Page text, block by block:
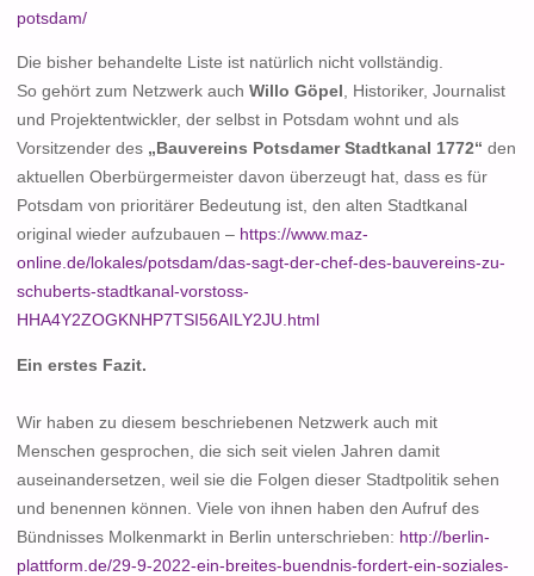
potsdam/
Die bisher behandelte Liste ist natürlich nicht vollständig.
So gehört zum Netzwerk auch Willo Göpel , Historiker, Journalist
und Projektentwickler, der selbst in Potsdam wohnt und als
Vorsitzender des „Bauvereins Potsdamer Stadtkanal 1772“ den
aktuellen Oberbürgermeister davon überzeugt hat, dass es für
Potsdam von prioritärer Bedeutung ist, den alten Stadtkanal
original wieder aufzubauen – https://www.maz-
online.de/lokales/potsdam/das-sagt-der-chef-des-bauvereins-zu-
schuberts-stadtkanal-vorstoss-
HHA4Y2ZOGKNHP7TSI56AILY2JU.html
Ein erstes Fazit.
Wir haben zu diesem beschriebenen Netzwerk auch mit
Menschen gesprochen, die sich seit vielen Jahren damit
auseinandersetzen, weil sie die Folgen dieser Stadtpolitik sehen
und benennen können. Viele von ihnen haben den Aufruf des
Bündnisses Molkenmarkt in Berlin unterschrieben: http://berlin-
plattform.de/29-9-2022-ein-breites-buendnis-fordert-ein-soziales-